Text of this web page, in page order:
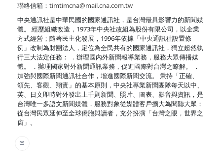
聯絡信箱： timtimcna@mail.cna.com.tw
中央通訊社是中華民國的國家通訊社，是台灣最具影響力的新聞媒
體。 經歷組織改造，1973年中央社改組為股份有限公司，以企業
方式經營；隨著民主化發展，1996年依據「中央通訊社設置條
例」改制為財團法人，定位為全民共有的國家通訊社，獨立超然執
行三大法定任務： ．辦理國內外新聞報導業務，服務大眾傳播媒
體。 ．辦理國家對外新聞通訊業務，促進國際對台灣之瞭解。 ．
加強與國際新聞通訊社合作，增進國際新聞交流。 秉持「正確、
領先、客觀、翔實」的基本原則，中央社專業新聞團隊每天以中、
英、日文即時對外發出上千則新聞、照片、圖表、影音與資訊，是
台灣唯一多語文新聞媒體，服務對象從媒體客戶擴大為閱聽大眾；
從台灣民眾延伸至全球僑胞與讀者，充分扮演「台灣之眼，世界之
窗」。